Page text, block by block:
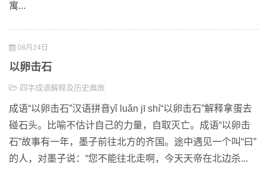
寓...
08月24日
以卵击石
四字成语解释及历史典故
成语“以卵击石”汉语拼音yǐ luǎn jī shí“以卵击石”解释拿蛋去
碰石头。比喻不估计自己的力量，自取灭亡。成语“以卵击
石”故事有一年，墨子前往北方的齐国。途中遇见一个叫“曰”
的人，对墨子说：“您不能往北走啊，今天天帝在北边杀...